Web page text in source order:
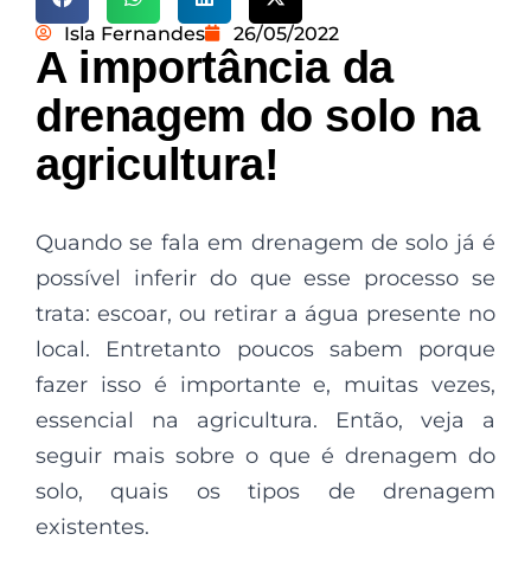
Isla Fernandes 26/05/2022
A importância da
drenagem do solo na
agricultura!
Quando se fala em drenagem de solo já é
possível inferir do que esse processo se
trata: escoar, ou retirar a água presente no
local. Entretanto poucos sabem porque
fazer isso é importante e, muitas vezes,
essencial na agricultura. Então, veja a
seguir mais sobre o que é drenagem do
solo, quais os tipos de drenagem
existentes.